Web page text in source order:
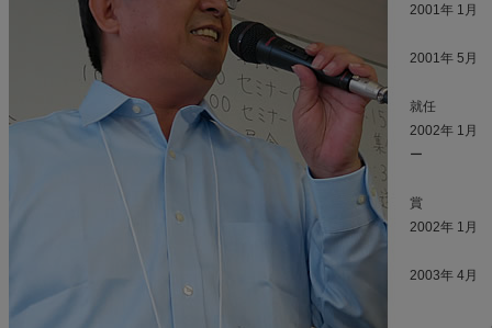
2001年 1月
2001年 5月
就任
2002年 1月
ー
賞
2002年 1月
2003年 4月